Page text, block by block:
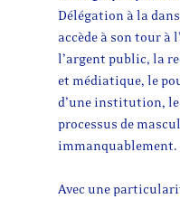
Délégation à la
accède à son tour
l’argent public, la
et médiatique, le
d’une institution,
processus de
immanquablement.
Avec une